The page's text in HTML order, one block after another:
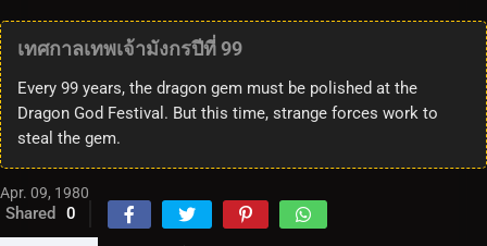
เทศกาลเทพเจ้ามังกรปีที่ 99
Every 99 years, the dragon gem must be polished at the
Dragon God Festival. But this time, strange forces work to
steal the gem.
Apr. 09, 1980
Shared 0